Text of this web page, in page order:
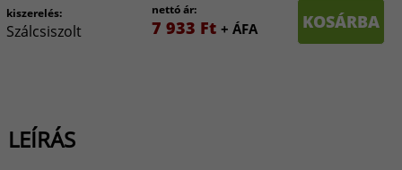
kiszerelés:
Szálcsiszolt
nettó ár:
7 933 Ft + ÁFA KOSÁRBA
LEÍRÁS